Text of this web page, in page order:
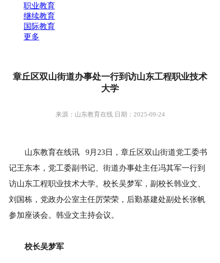
职业教育
继续教育
国际教育
更多
章丘区双山街道办事处一行到访山东工程职业技术
大学
来源：山东教育在线 日期：2025-09-24
山东教育在线讯 9月23日，章丘区双山街道党工委书
记王东本，党工委副书记、街道办事处主任冯其军一行到
访山东工程职业技术大学。 校长吴梦军，副校长韩业文、
刘国栋，党政办公室主任厉荣荣，后勤基建处副处长张帆
参加座谈会。韩业文主持会议。
校长吴梦军